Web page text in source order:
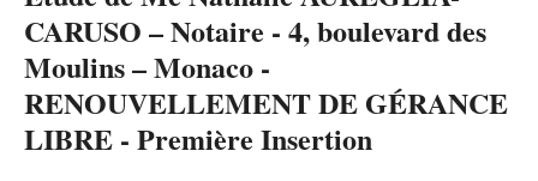
CARUSO – Notaire - 4, boulevard des
Moulins – Monaco -
RENOUVELLEMENT DE GÉRANCE
LIBRE - Première Insertion